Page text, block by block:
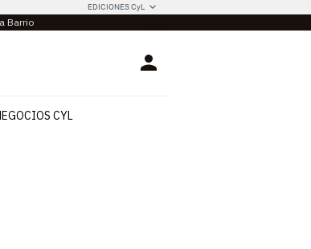
EDICIONES CyL
Barrio
Login
CYL